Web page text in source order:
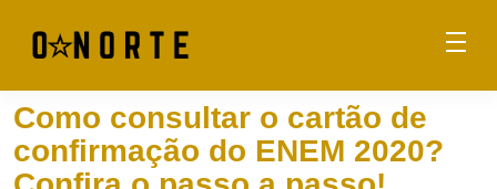
Como consultar o cartão de
confirmação do ENEM 2020?